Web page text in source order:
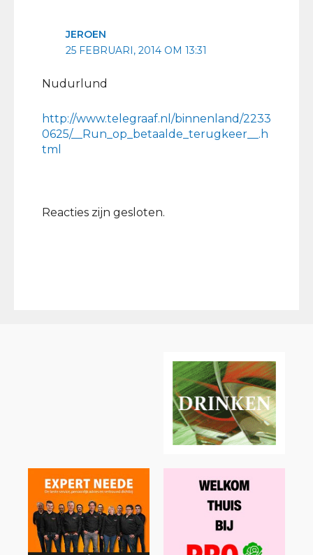
JEROEN
25 FEBRUARI, 2014 OM 13:31
Nudurlund
http://www.telegraaf.nl/binnenland/2233
0625/__Run_op_betaalde_terugkeer__.h
tml
Reacties zijn gesloten.